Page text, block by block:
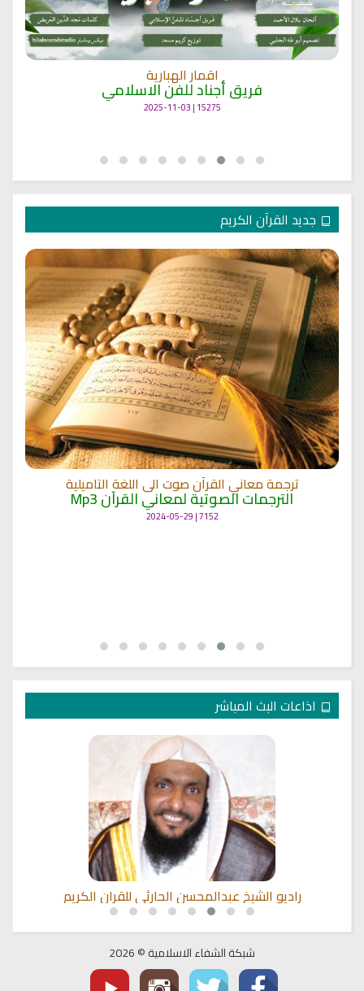
اقمار الهبارية
فريق أجناد للفن الاسلامي
15275 | 2025-11-03
جديد القرآن الكريم
ترجمة معاني القرآن صوت الى اللغة التاميلية
الترجمات الصوتية لمعاني القرآن Mp3
7152 | 2024-05-29
اذاعات البث المباشر
راديو الشيخ عبدالمحسن الحارثي للقران الكريم
شبكة الشفاء الاسلامية © 2026